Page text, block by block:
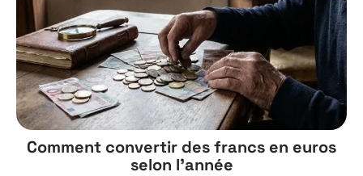
Comment convertir des francs en euros
selon l’année